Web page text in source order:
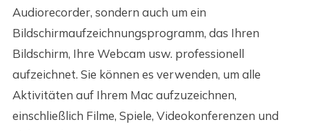
Audiorecorder, sondern auch um ein
Bildschirmaufzeichnungsprogramm, das Ihren
Bildschirm, Ihre Webcam usw. professionell
aufzeichnet. Sie können es verwenden, um alle
Aktivitäten auf Ihrem Mac aufzuzeichnen,
einschließlich Filme, Spiele, Videokonferenzen und